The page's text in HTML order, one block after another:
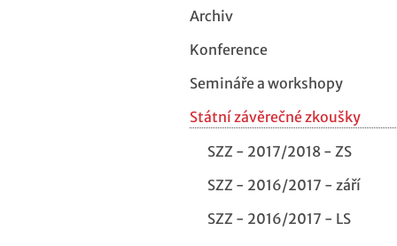
Archiv
Konference
Semináře a workshopy
Státní závěrečné zkoušky
SZZ - 2017/2018 - ZS
SZZ - 2016/2017 - září
SZZ - 2016/2017 - LS